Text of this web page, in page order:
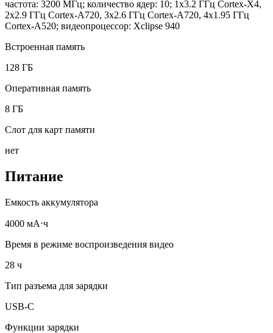
частота: 3200 МГц; количество ядер: 10; 1x3.2 ГГц Cortex-X4,
2x2.9 ГГц Cortex-A720, 3x2.6 ГГц Cortex-A720, 4x1.95 ГГц
Cortex-A520; видеопроцессор: Xclipse 940
Встроенная память
128 ГБ
Оперативная память
8 ГБ
Слот для карт памяти
нет
Питание
Емкость аккумулятора
4000 мА⋅ч
Время в режиме воспроизведения видео
28 ч
Тип разъема для зарядки
USB-C
Функции зарядки